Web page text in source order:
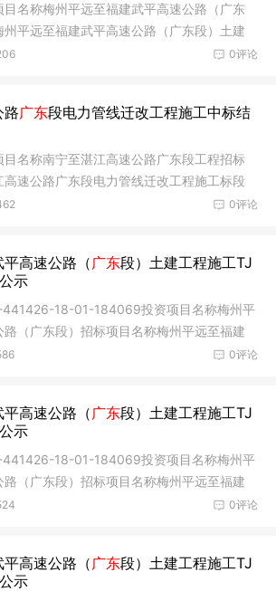
名称梅州平远至福建武平高速公路（广东
平远至福建武平高速公路（广东段）土建
0评论
路广东段电力管线迁改工程施工中标结
名称南宁至湛江高速公路广东段工程招标
速公路广东段电力管线迁改工程施工标段
0评论
高速公路（广东段）土建工程施工TJ
示
18-01-184069投资项目名称梅州平
（广东段）招标项目名称梅州平远至福建
0评论
高速公路（广东段）土建工程施工TJ
示
18-01-184069投资项目名称梅州平
（广东段）招标项目名称梅州平远至福建
0评论
高速公路（广东段）土建工程施工TJ
示